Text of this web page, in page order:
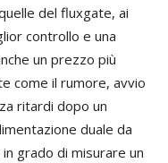
del fluxgate, ai
controllo e una
un prezzo più
come il rumore, avvio
ritardi dopo un
duale da
grado di misurare un